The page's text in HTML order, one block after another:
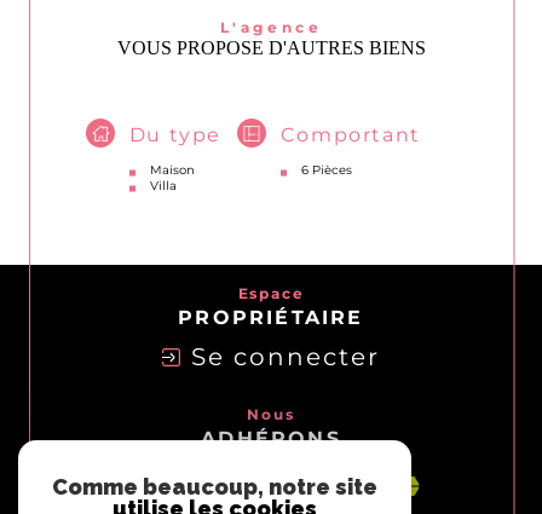
L'agence
VOUS PROPOSE D'AUTRES BIENS
Du type
Maison
Villa
Comportant
6 Pièces
Espace
PROPRIÉTAIRE
Se connecter
Nous
ADHÉRONS
Comme beaucoup, notre site
utilise les cookies